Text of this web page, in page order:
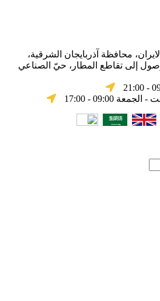
الایران، محافظة آذربایجان الشرقیة،
إلى تقاطع المطار، حيّ الصناعي
الجمعة 09:00 - 17:00